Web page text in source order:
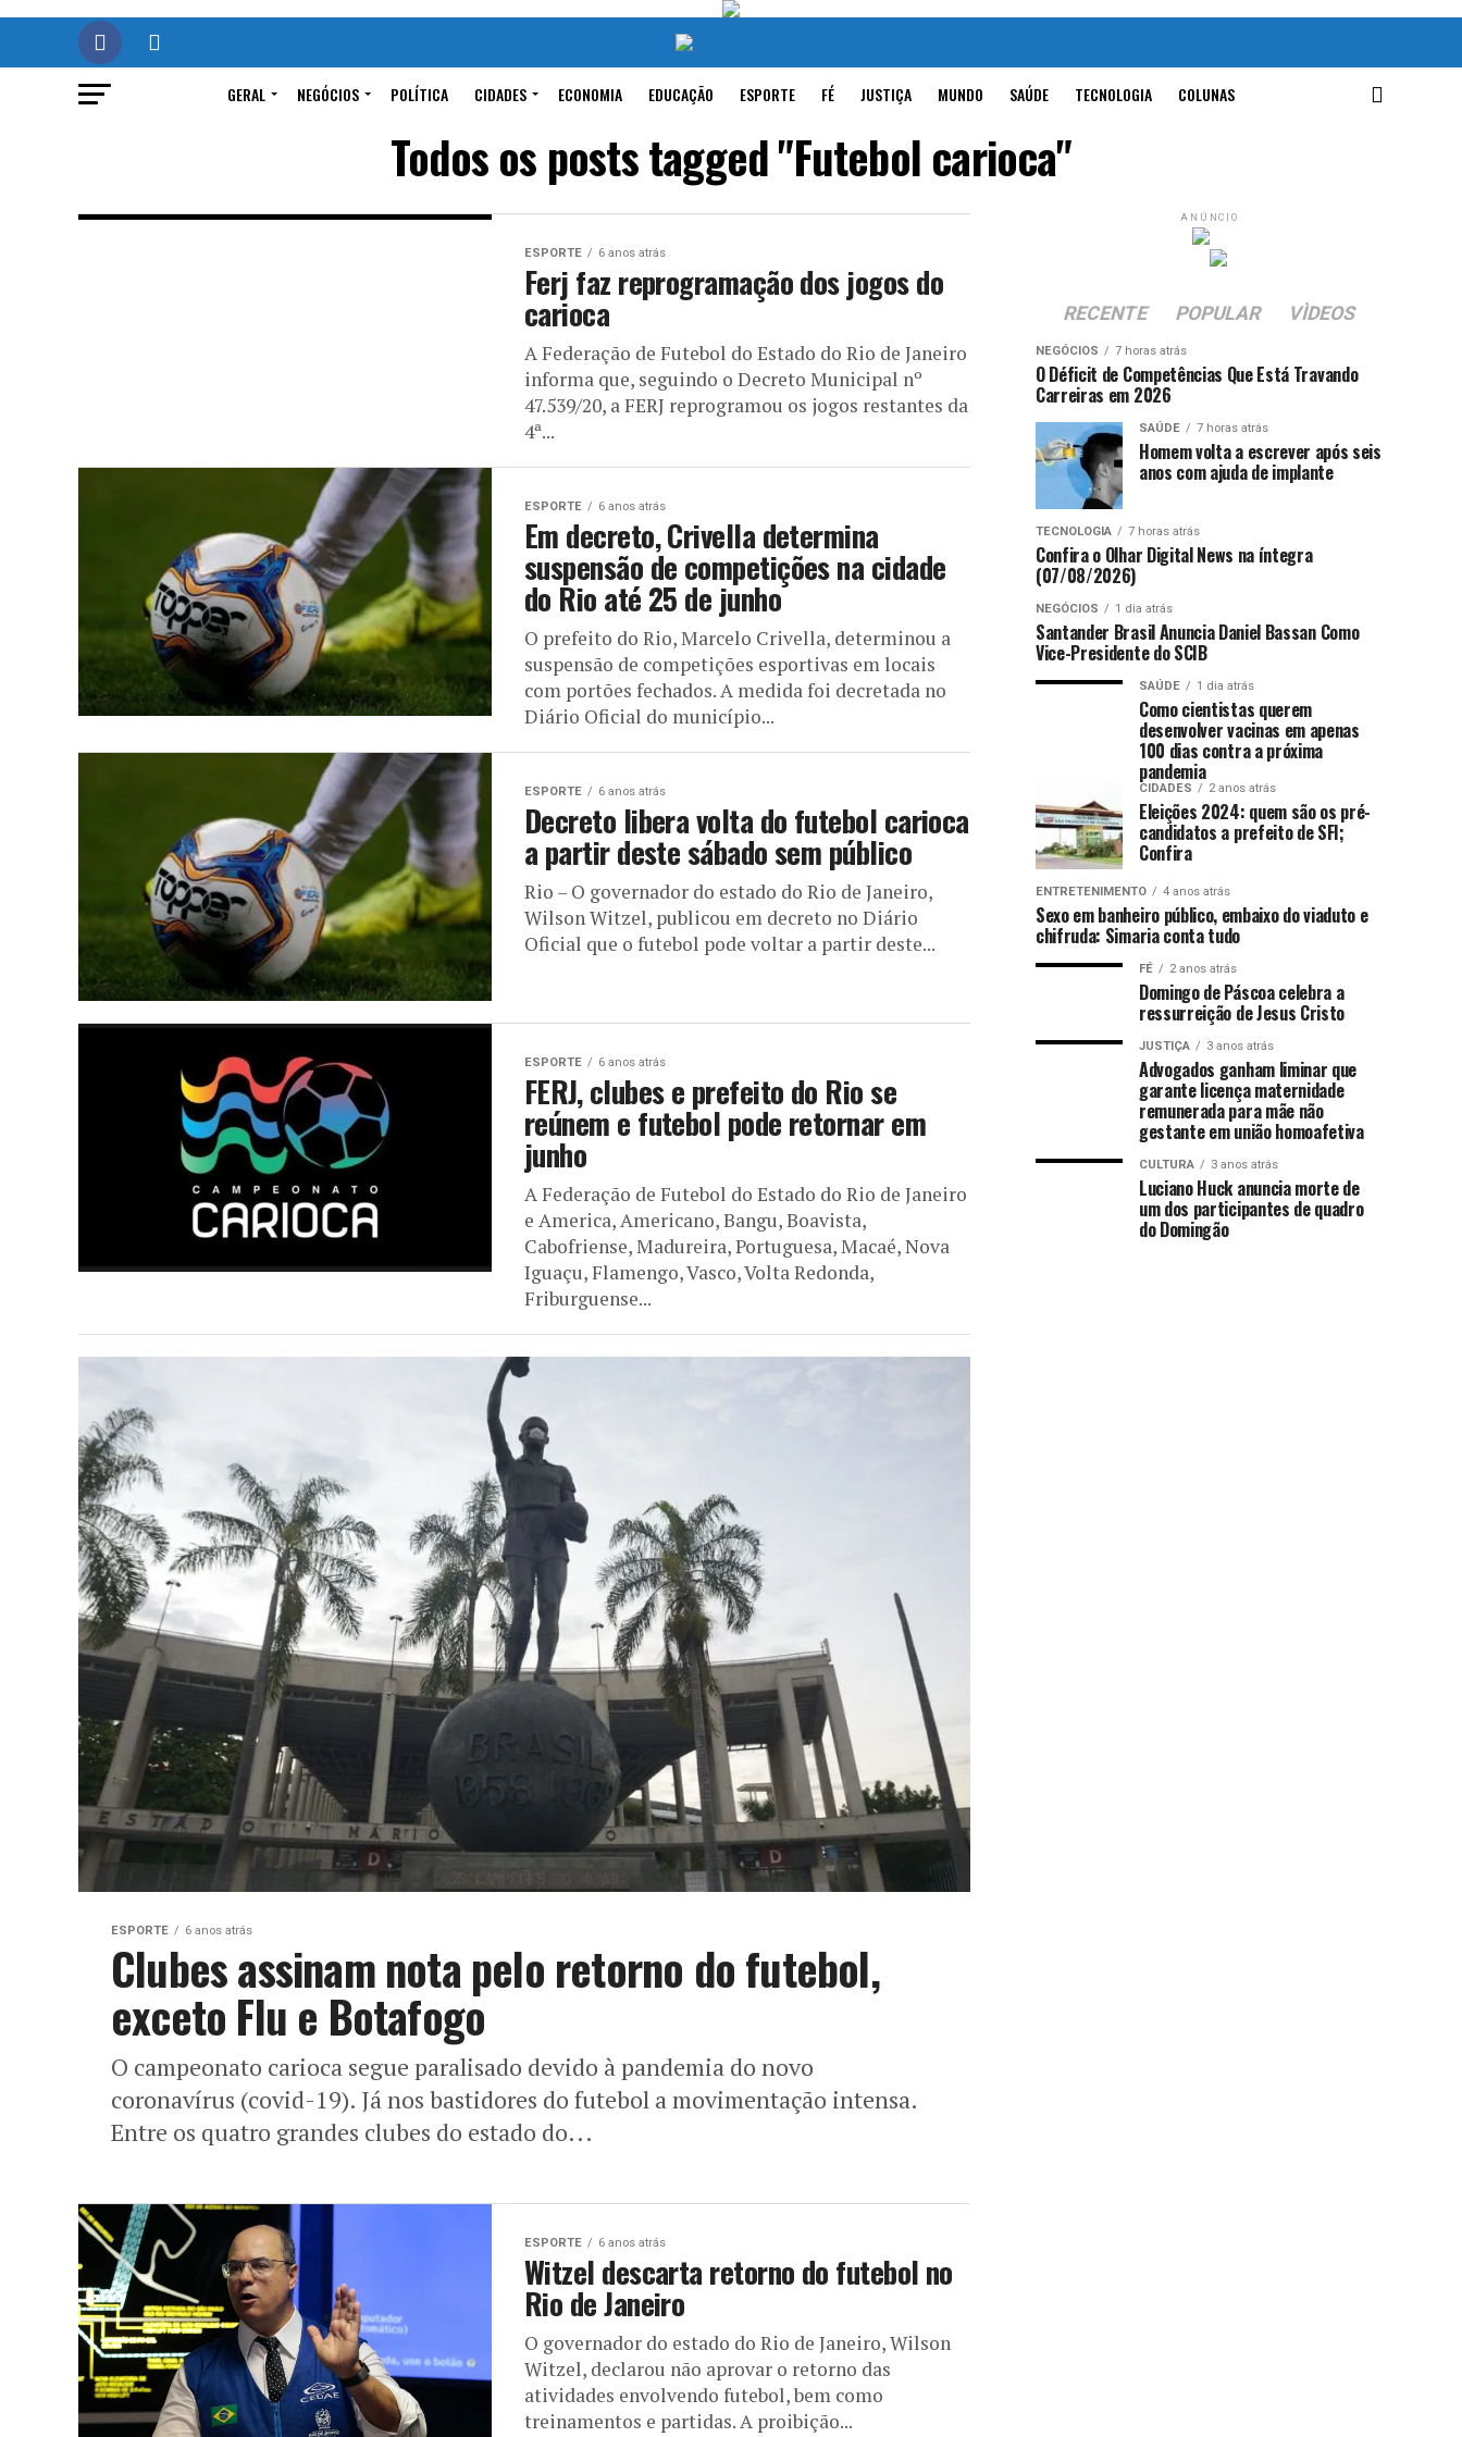
GERAL NEGÓCIOS POLÍTICA CIDADES ECONOMIA EDUCAÇÃO ESPORTE FÉ JUSTIÇA MUNDO SAÚDE TECNOLOGIA COLUNAS
Todos os posts tagged "Futebol carioca"
ESPORTE 6 anos atrás
Ferj faz reprogramação dos jogos do
carioca
A Federação de Futebol do Estado do Rio de Janeiro
informa que, seguindo o Decreto Municipal nº
47.539/20, a FERJ reprogramou os jogos restantes da
4ª...
ESPORTE 6 anos atrás
Em decreto, Crivella determina
suspensão de competições na cidade
do Rio até 25 de junho
O prefeito do Rio, Marcelo Crivella, determinou a
suspensão de competições esportivas em locais
com portões fechados. A medida foi decretada no
Diário Oficial do município...
ESPORTE 6 anos atrás
Decreto libera volta do futebol carioca
a partir deste sábado sem público
Rio – O governador do estado do Rio de Janeiro,
Wilson Witzel, publicou em decreto no Diário
Oficial que o futebol pode voltar a partir deste...
ESPORTE 6 anos atrás
FERJ, clubes e prefeito do Rio se
reúnem e futebol pode retornar em
junho
A Federação de Futebol do Estado do Rio de Janeiro
e America, Americano, Bangu, Boavista,
Cabofriense, Madureira, Portuguesa, Macaé, Nova
Iguaçu, Flamengo, Vasco, Volta Redonda,
Friburguense...
ESPORTE 6 anos atrás
Clubes assinam nota pelo retorno do futebol,
exceto Flu e Botafogo
O campeonato carioca segue paralisado devido à pandemia do novo
coronavírus (covid-19). Já nos bastidores do futebol a movimentação intensa.
Entre os quatro grandes clubes do estado do...
ESPORTE 6 anos atrás
Witzel descarta retorno do futebol no
Rio de Janeiro
O governador do estado do Rio de Janeiro, Wilson
Witzel, declarou não aprovar o retorno das
atividades envolvendo futebol, bem como
treinamentos e partidas. A proibição...
ANÚNCIO
RECENTE POPULAR VÌDEOS
NEGÓCIOS 7 horas atrás
O Déficit de Competências Que Está Travando
Carreiras em 2026
SAÚDE 7 horas atrás
Homem volta a escrever após seis
anos com ajuda de implante
TECNOLOGIA 7 horas atrás
Confira o Olhar Digital News na íntegra
(07/08/2026)
NEGÓCIOS 1 dia atrás
Santander Brasil Anuncia Daniel Bassan Como
Vice-Presidente do SCIB
SAÚDE 1 dia atrás
Como cientistas querem
desenvolver vacinas em apenas
100 dias contra a próxima
pandemia
CIDADES 2 anos atrás
Eleições 2024: quem são os pré-
candidatos a prefeito de SFI;
Confira
ENTRETENIMENTO 4 anos atrás
Sexo em banheiro público, embaixo do viaduto e
chifruda: Simaria conta tudo
FÉ 2 anos atrás
Domingo de Páscoa celebra a
ressurreição de Jesus Cristo
JUSTIÇA 3 anos atrás
Advogados ganham liminar que
garante licença maternidade
remunerada para mãe não
gestante em união homoafetiva
CULTURA 3 anos atrás
Luciano Huck anuncia morte de
um dos participantes de quadro
do Domingão